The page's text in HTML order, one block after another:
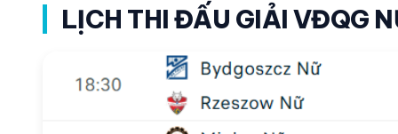
LỊCH THI ĐẤU GIẢI VĐQG